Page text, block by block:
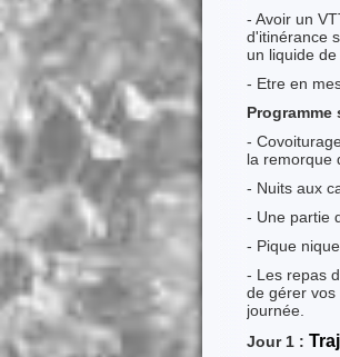
- Avoir un
d'itinérance
un liquide
- Etre en
-
la remorque
- Nuits aux
- Une partie
- Pique
- Les repas
de gérer vos
journée.
Jour 1 :